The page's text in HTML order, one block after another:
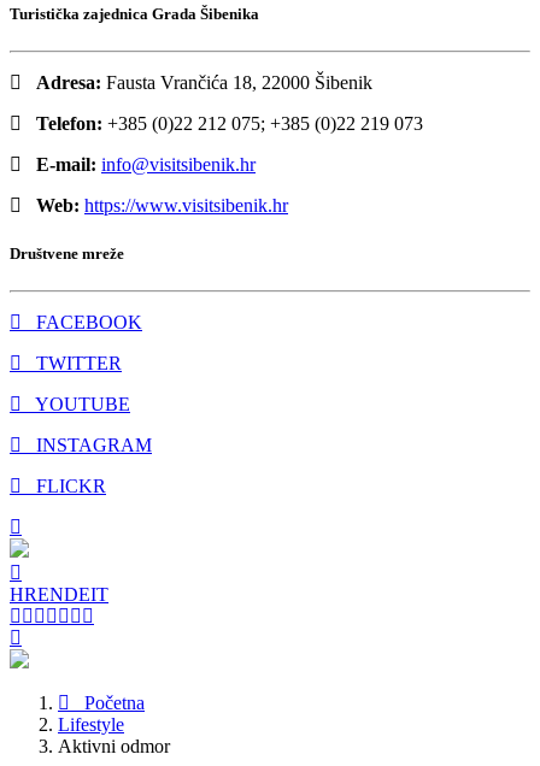
Turistička zajednica Grada Šibenika
Adresa: Fausta Vrančića 18, 22000 Šibenik
Telefon: +385 (0)22 212 075; +385 (0)22 219 073
E-mail: info@visitsibenik.hr
Web: https://www.visitsibenik.hr
Društvene mreže
FACEBOOK
TWITTER
YOUTUBE
INSTAGRAM
FLICKR
HRENDEIT
Početna
Lifestyle
Aktivni odmor